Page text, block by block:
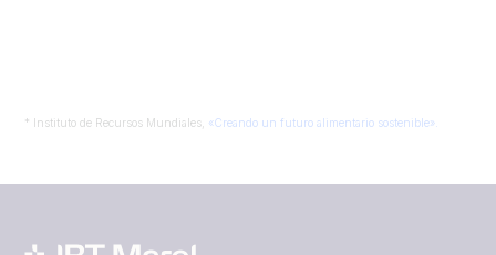
* Instituto de Recursos Mundiales, «Creando un futuro alimentario sostenible».